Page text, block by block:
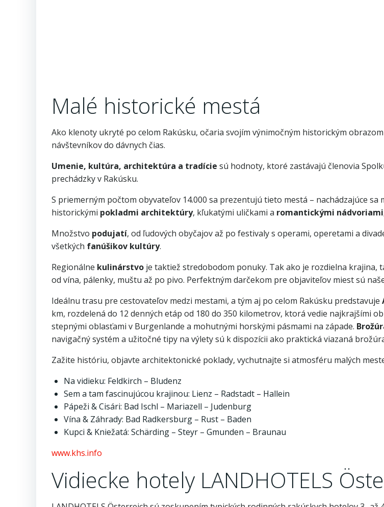
Malé historické mestá
Ako klenoty ukryté po celom Rakúsku, očaria svojím výnimočným historickým
návštevníkov do dávnych čias.
Umenie, kultúra, architektúra a tradície sú hodnoty, ktoré zastávajú členovia
prechádzky v Rakúsku.
S priemerným počtom obyvateľov 14.000 sa prezentujú tieto mestá – nachádzajúce
historickými pokladmi architektúry, kľukatými uličkami a romantickými nádvoriami
Množstvo podujatí, od ľudových obyčajov až po festivaly s operami, operetami a
všetkých fanúšikov kultúry.
Regionálne kulinárstvo je taktiež stredobodom ponuky. Tak ako je rozdielna
od vína, pálenky, muštu až po pivo. Perfektným darčekom pre objaviteľov miest sú
Ideálnu trasu pre cestovateľov medzi mestami, a tým aj po celom Rakúsku predstavuje
km, rozdelená do 12 denných etáp od 180 do 350 kilometrov, ktorá vedie najkrajšími
stepnými oblasťami v Burgenlande a mohutnými horskými pásmami na západe.
navigačný systém a užitočné tipy na výlety sú k dispozícii ako praktická viazaná
Zažite históriu, objavte architektonické poklady, vychutnajte si atmosféru malých
Na vidieku: Feldkirch – Bludenz
Sem a tam fascinujúcou krajinou: Lienz – Radstadt – Hallein
Pápeži & Cisári: Bad Ischl – Mariazell – Judenburg
Vína & Záhrady: Bad Radkersburg – Rust – Baden
Kupci & Kniežatá: Schärding – Steyr – Gmunden – Braunau
www.khs.info
Vidiecke hotely LANDHOTELS